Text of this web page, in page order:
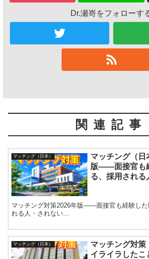
Dr.瀬嵜をフォローす
関連記事
マッチング（日本）
マッチング（日
版——面接官も
る、採用される
マッチング対策2026年版——面接官も経験した
れる人・されない...
マッチング（日本）
マッチング対
イライラしたこ